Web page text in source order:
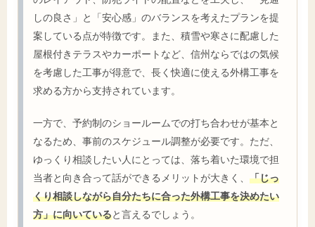
しの良さ」と「安心感」のバランスを考えたプランを提
案している点が特徴です。また、積雪や寒さに配慮した
屋根付きテラスやカーポートなど、信州ならではの気候
を考慮した工事が得意で、長く快適に使える外構工事を
求める方から支持されています。
一方で、予約制のショールームでの打ち合わせが基本と
なるため、事前のスケジュール調整が必要です。ただ、
ゆっくり相談したい人にとっては、落ち着いた環境で担
当者と向き合って話ができるメリットが大きく、 「じっ
くり相談しながら自分たちに合った外構工事を決めたい
方」に向いていると言えるでしょう。